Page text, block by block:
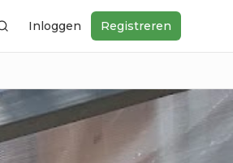
ZoekenInloggen Registreren